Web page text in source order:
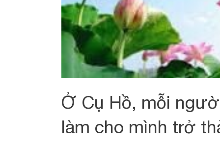
Ở Cụ Hồ, mỗi
làm cho mình trở